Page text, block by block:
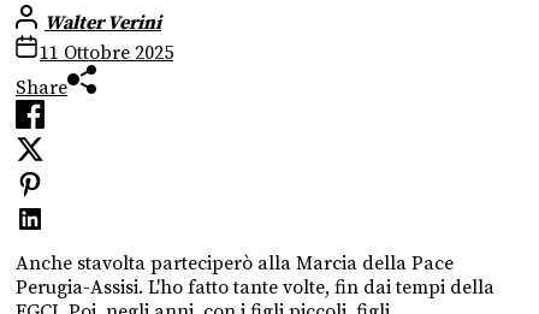
Walter Verini
11 Ottobre 2025
Share
Anche stavolta parteciperò alla Marcia della Pace
Perugia-Assisi. L'ho fatto tante volte, fin dai tempi della